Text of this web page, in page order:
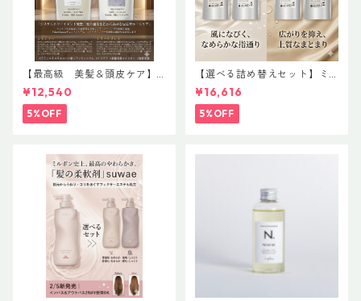
【最高級 美髪＆頭皮ケア】
＃イマヘアプレミアムshampo
o＆treatment【ヒト幹細胞細
胞エキス】【トステア配合】
¥12,540
5%OFF
【選べる詰め替えセット】ミ
ルボン 新ブランド「suwae
（スワエ）」｜リラクシング
シャンプー 1000mL ￥7,590
＋ トリートメント 1000g￥9,
¥16,616
5%OFF